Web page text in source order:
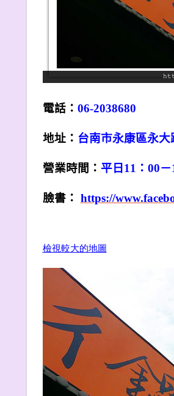
電話： 06-2038680
地址： 台南市永康區永大
營業時間： 平日11：00
臉書： https://
檢視較大的地圖